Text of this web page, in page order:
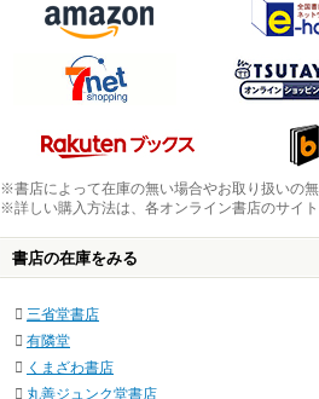
※書店によって在庫の無い場合やお取り扱いの
※詳しい購入方法は、各オンライン書店のサイト
書店の在庫をみる
三省堂書店
有隣堂
くまざわ書店
丸善ジュンク堂書店